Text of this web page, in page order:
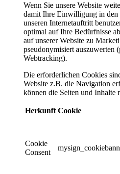
Wenn Sie unsere Website
damit Ihre Einwilligung in den
unseren Internetauftritt
optimal auf Ihre Bedürfnisse
auf unserer Website zu
pseudonymisiert auszuwerten
Webtracking).
Die erforderlichen Cookies
Website z.B. die Navigation
können die Seiten und Inhalte
Herkunft Cookie
Cookie
Consent